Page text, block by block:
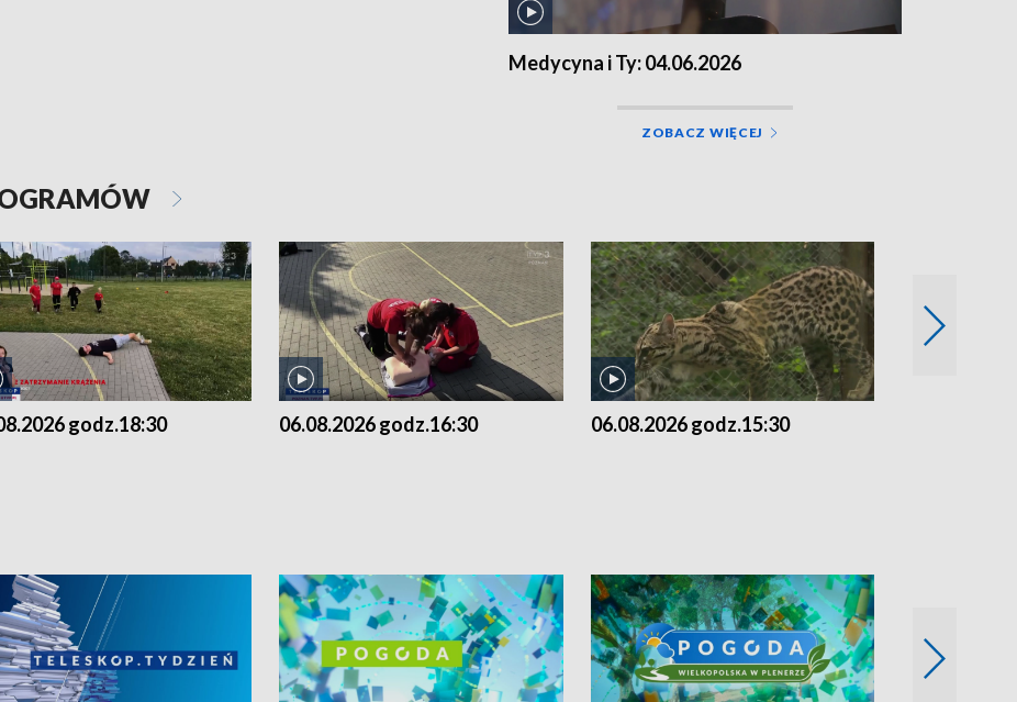
Medycyna i Ty: 04.06.2026
ZOBACZ WIĘCEJ
godz.18:30 06.08.2026 godz.16:30 06.08.2026 godz.15:30